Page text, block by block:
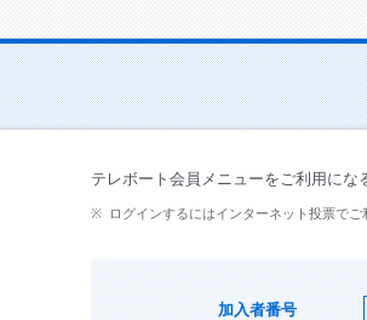
テレボート会員メニューをご利用にな
ログインするにはインターネット投票で
加入者番号